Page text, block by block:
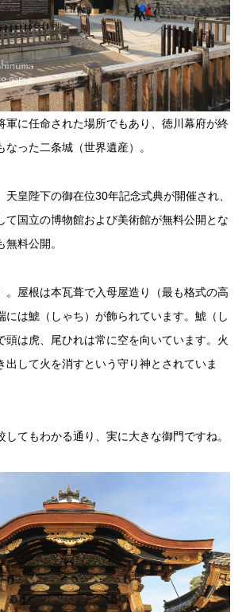
軍に任命された場所でもあり、徳川幕府が終
った二条城（世界遺産）。
天皇陛下の御在位30年記念式典が開催され、
て国立の博物館および美術館が無料公開とな
無料公開。
。屋根は本瓦葺で入母屋造り（最も格式の高
には鯱（しゃち）が飾られています。鯱（し
頭は虎、尾ひれは常に空を向いています。火
出して火を消すという守り神とされていま
してもわかる通り、実に大きな御門ですね。